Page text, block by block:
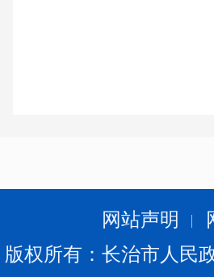
网站声明
版权所有：长治市人